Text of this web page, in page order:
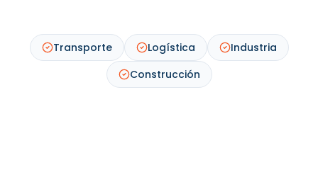
Transporte Logística
Industria
Construcción